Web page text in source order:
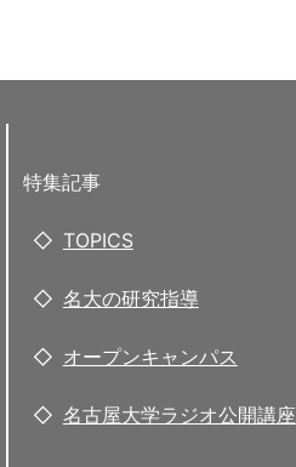
特集記事
TOPICS
名大の研究指導
オープンキャンパス
名古屋大学ラジオ公開講座